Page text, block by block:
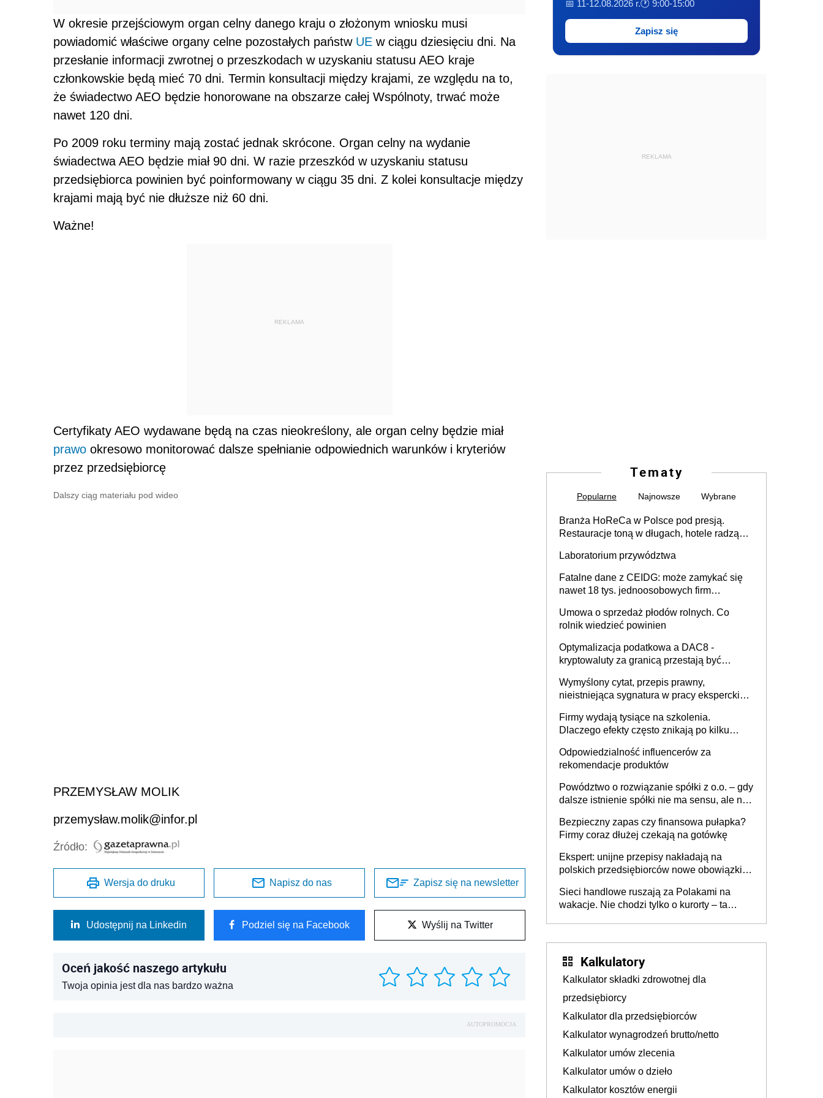
W okresie przejściowym organ celny danego kraju o złożonym wniosku musi
powiadomić właściwe organy celne pozostałych państw UE w ciągu dziesięciu dni. Na
przesłanie informacji zwrotnej o przeszkodach w uzyskaniu statusu AEO kraje
członkowskie będą mieć 70 dni. Termin konsultacji między krajami, ze względu na to,
że świadectwo AEO będzie honorowane na obszarze całej Wspólnoty, trwać może
nawet 120 dni.
Po 2009 roku terminy mają zostać jednak skrócone. Organ celny na wydanie
świadectwa AEO będzie miał 90 dni. W razie przeszkód w uzyskaniu statusu
przedsiębiorca powinien być poinformowany w ciągu 35 dni. Z kolei konsultacje między
krajami mają być nie dłuższe niż 60 dni.
Ważne!
REKLAMA
Certyfikaty AEO wydawane będą na czas nieokreślony, ale organ celny będzie miał
prawo okresowo monitorować dalsze spełnianie odpowiednich warunków i kryteriów
przez przedsiębiorcę
Dalszy ciąg materiału pod wideo
PRZEMYSŁAW MOLIK
przemysław.molik@infor.pl
Źródło:
Wersja do druku Napisz do nas Zapisz się na newsletter
Udostępnij na Linkedin Podziel się na Facebook Wyślij na Twitter
Oceń jakość naszego artykułu
Twoja opinia jest dla nas bardzo ważna
AUTOPROMOCJA
📅 11-12.08.2026 r.🕐 9:00-15:00
Zapisz się
REKLAMA
Tematy
Popularne Najnowsze Wybrane
Branża HoReCa w Polsce pod presją.
Restauracje toną w długach, hotele radzą
Laboratorium przywództwa
Fatalne dane z CEIDG: może zamykać się
nawet 18 tys. jednoosobowych firm
Umowa o sprzedaż płodów rolnych. Co
rolnik wiedzieć powinien
Optymalizacja podatkowa a DAC8 -
kryptowaluty za granicą przestają być
Wymyślony cytat, przepis prawny,
nieistniejąca sygnatura w pracy eksperckiej -
firmie
Firmy wydają tysiące na szkolenia.
Dlaczego efekty często znikają po kilku
Odpowiedzialność influencerów za
rekomendacje produktów
Powództwo o rozwiązanie spółki z o.o. – gdy
dalsze istnienie spółki nie ma sensu, ale nie
Bezpieczny zapas czy finansowa pułapka?
Firmy coraz dłużej czekają na gotówkę
Ekspert: unijne przepisy nakładają na
polskich przedsiębiorców nowe obowiązki w
Sieci handlowe ruszają za Polakami na
wakacje. Nie chodzi tylko o kurorty – ta
Kalkulatory
Kalkulator składki zdrowotnej dla
przedsiębiorcy
Kalkulator dla przedsiębiorców
Kalkulator wynagrodzeń brutto/netto
Kalkulator umów zlecenia
Kalkulator umów o dzieło
Kalkulator kosztów energii